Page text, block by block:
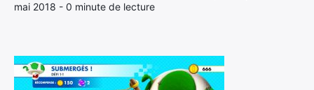
mai 2018 - 0 minute de lecture